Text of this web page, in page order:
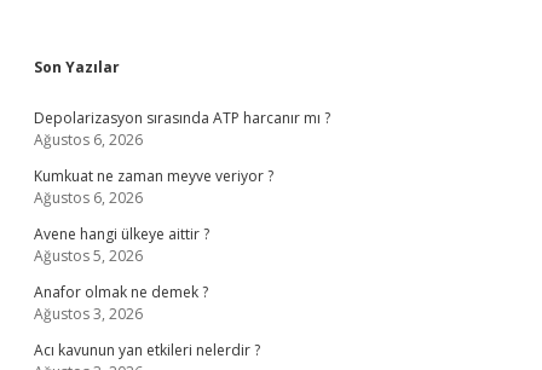
Sidebar
Son Yazılar
Depolarizasyon sırasında ATP harcanır mı ?
Ağustos 6, 2026
Kumkuat ne zaman meyve veriyor ?
Ağustos 6, 2026
Avene hangi ülkeye aittir ?
Ağustos 5, 2026
Anafor olmak ne demek ?
Ağustos 3, 2026
Acı kavunun yan etkileri nelerdir ?